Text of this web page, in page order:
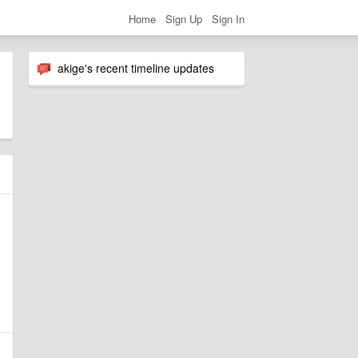
Home Sign Up Sign In
akige's recent timeline updates